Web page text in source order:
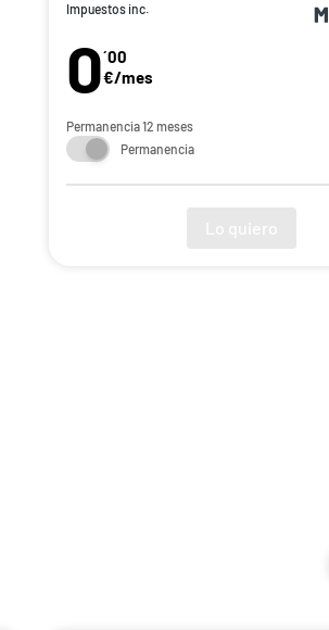
Impuestos inc.
0´00
€/mes
Permanencia 12 meses
Permanencia